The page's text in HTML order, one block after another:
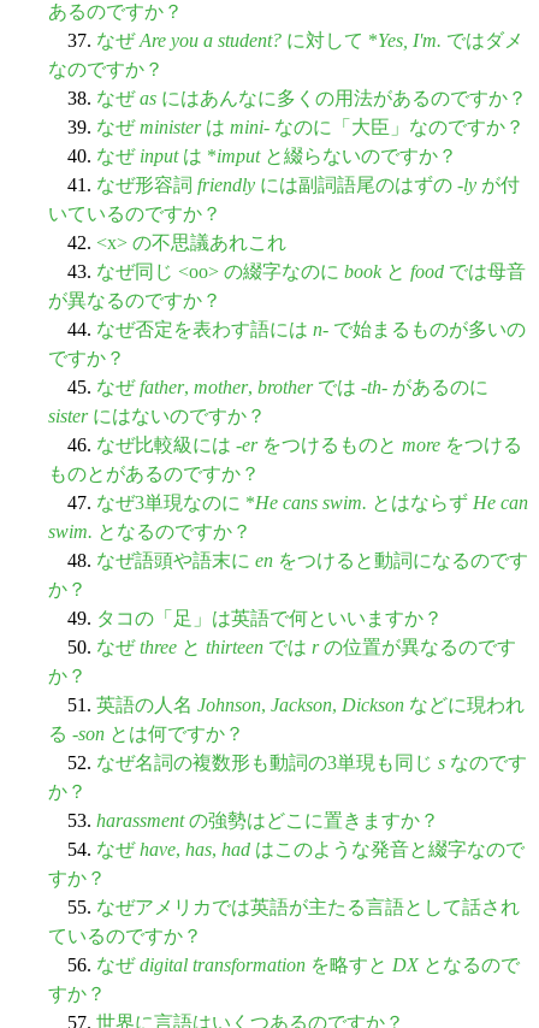
あるのですか？
37. なぜAre you a student? に対して *Yes, I'm. ではダメ
なのですか？
38. なぜas にはあんなに多くの用法があるのですか？
39. なぜministerは mini- なのに「大臣」なのですか？
40. なぜ inputは *imputと綴らないのですか？
41. なぜ形容詞 friendly には副詞語尾のはずの -ly が付
いているのですか？
42. <x> の不思議あれこれ
43. なぜ同じ <oo> の綴字なのに book と food では母音
が異なるのですか？
44. なぜ否定を表わす語には n- で始まるものが多いの
ですか？
45. なぜfather, mother, brotherでは -th- があるのに
sisterにはないのですか？
46. なぜ比較級には -erをつけるものと more をつける
ものとがあるのですか？
47. なぜ3単現なのに *He cans swim. とはならず He can
swim. となるのですか？
48. なぜ語頭や語末に en をつけると動詞になるのです
か？
49. タコの「足」は英語で何といいますか？
50. なぜthree と thirteen では rの位置が異なるのです
か？
51. 英語の人名 Johnson, Jackson, Dickson などに現われ
る -son とは何ですか？
52. なぜ名詞の複数形も動詞の3単現も同じ s なのです
か？
53. harassmentの強勢はどこに置きますか？
54. なぜhave, has, had はこのような発音と綴字なので
すか？
55. なぜアメリカでは英語が主たる言語として話され
ているのですか？
56. なぜdigital transformation を略すと DX となるので
すか？
57. 世界に言語はいくつあるのですか？